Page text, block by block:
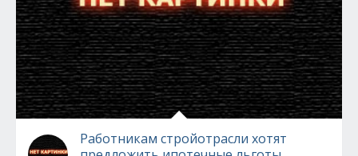
Работникам стройотрасли хотят